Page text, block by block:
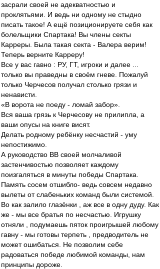
засрали своей не адекватностью и
проклятьями. И ведь ни одному не стыдно
писать такое! А ещё позиционируете себя как
болельщики Спартака! Вы члены секты
Карреры. Была такая секта - Валера верим!
Теперь верните Карреру!
Все у вас гавно : РУ, ГТ, игроки и далее ...
только вы праведны в своём гневе. Пожалуй
только Черчесов получал столько грязи и
ненависти.
«В ворота не поеду - ломай забор».
Вся ваша грязь к Черчесову не прилипла, а
ваши опусы на книге висят.
Делать родному ребёнку несчастий - уму
непостижимо.
А руководство ВВ своей молчаливой
застенчивостью позволяет каждому
поизгаляться в минуты победы Спартака.
Память сосем отшибло- ведь совсем недавно
вылеты от слабеньких команд были системой.
Во как залило глазёнки , аж все в одну дуду. Как
же - мы все братья по несчастью. Игрушку
отняли , подумаешь пяток проигрышей любому
гавну - мы готовы терпеть , предводитель не
может ошибаться. Не позволим себе
радоваться победе любимой команды, нам
принципы дороже.